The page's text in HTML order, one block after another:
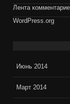
Лента
WordPress.org
Июнь 2014
Март 2014